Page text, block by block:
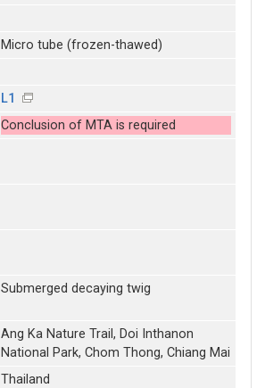
Micro tube (frozen-thawed)
L1
Conclusion of MTA is required
Submerged decaying twig
Ang Ka Nature Trail, Doi Inthanon
National Park, Chom Thong, Chiang Mai
Thailand